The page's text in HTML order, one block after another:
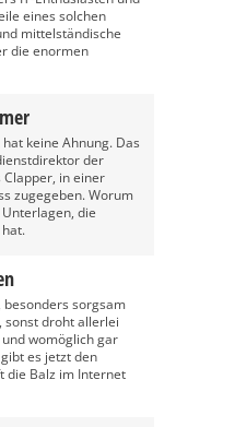
eines solchen
mittelständische
die enormen
keine Ahnung. Das
der
Clapper, in einer
zugegeben. Worum
die
sorgsam
sonst droht allerlei
womöglich gar
es jetzt den
die Balz im Internet